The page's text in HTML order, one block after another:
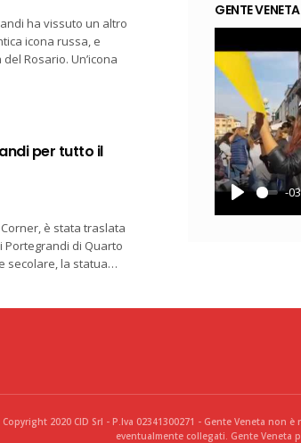
ha vissuto un altro
icona russa, e
Rosario. Un’icona
per tutto il
è stata traslata
Portegrandi di Quarto
secolare, la statua…
GENTE VENETA
-
Copyright 2020 CID Srl - P.Iva 02341300271 - Gente Veneta
eventualmente collegati. Gente Veneta